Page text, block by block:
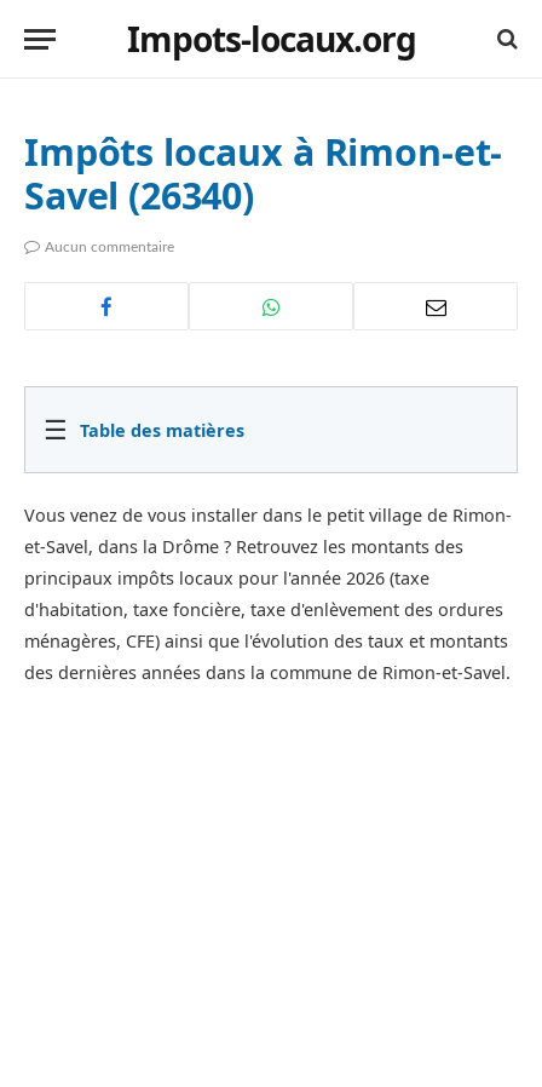
Impots-locaux.org
Impôts locaux à Rimon-et-
Savel (26340)
Aucun commentaire
☰ Table des matières
Vous venez de vous installer dans le petit village de Rimon-
et-Savel, dans la Drôme ? Retrouvez les montants des
principaux impôts locaux pour l'année 2026 (taxe
d'habitation, taxe foncière, taxe d'enlèvement des ordures
ménagères, CFE) ainsi que l'évolution des taux et montants
des dernières années dans la commune de Rimon-et-Savel.